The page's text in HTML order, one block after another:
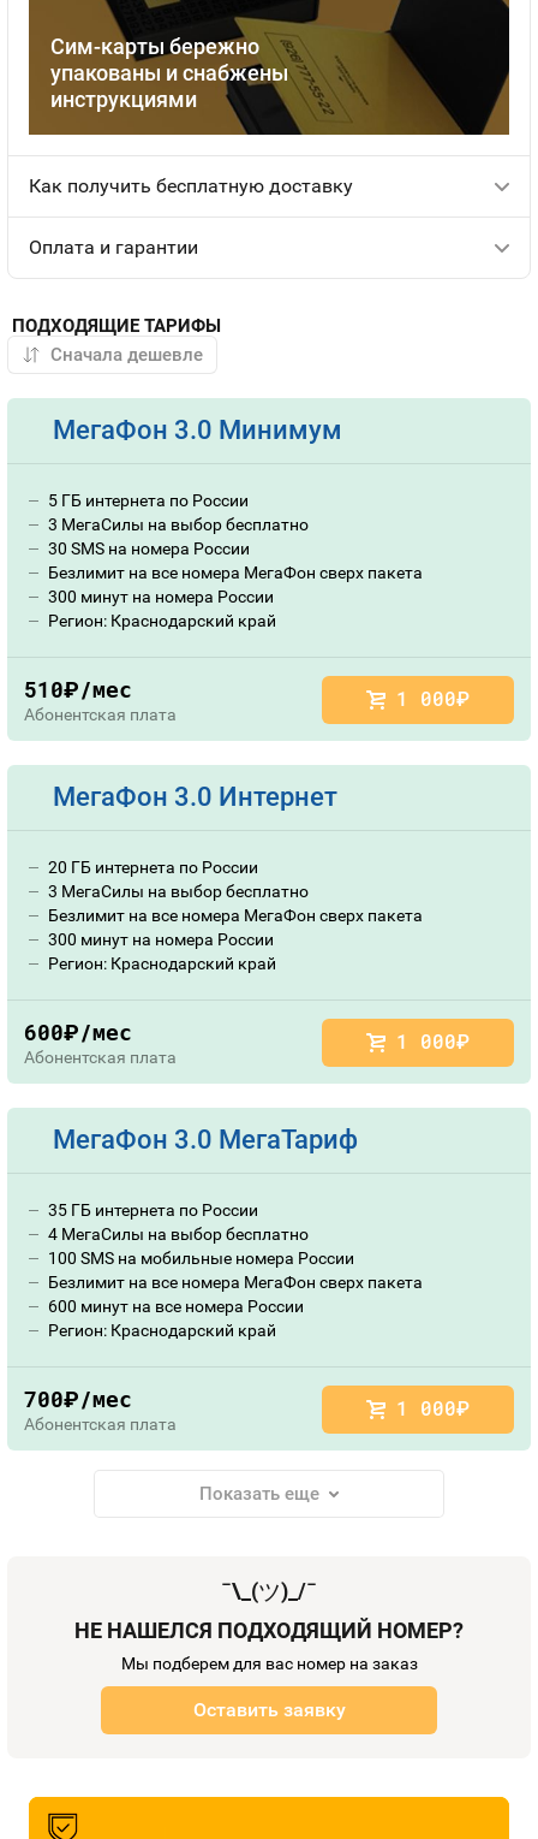
Сим-карты бережно
упакованы и снабжены
инструкциями
Как получить бесплатную доставку
Оплата и гарантии
ПОДХОДЯЩИЕ ТАРИФЫ
МегаФон 3.0 Минимум
5 ГБ интернета по России
3 МегаСилы на выбор бесплатно
30 SMS на номера России
Безлимит на все номера МегаФон сверх пакета
300 минут на номера России
Регион: Краснодарский край
510руб./мес
Абонентская плата
1 000руб.
МегаФон 3.0 Интернет
20 ГБ интернета по России
3 МегаСилы на выбор бесплатно
Безлимит на все номера МегаФон сверх пакета
300 минут на номера России
Регион: Краснодарский край
600руб./мес
Абонентская плата
1 000руб.
МегаФон 3.0 МегаТариф
35 ГБ интернета по России
4 МегаСилы на выбор бесплатно
100 SMS на мобильные номера России
Безлимит на все номера МегаФон сверх пакета
600 минут на все номера России
Регион: Краснодарский край
700руб./мес
Абонентская плата
1 000руб.
Показать еще
¯\_(ツ)_/¯
НЕ НАШЕЛСЯ ПОДХОДЯЩИЙ НОМЕР?
Мы подберем для вас номер на заказ
Оставить заявку